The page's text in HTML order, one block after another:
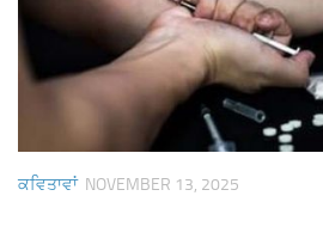
ਕਵਿਤਾਵਾਂ NOVEMBER 13, 2025